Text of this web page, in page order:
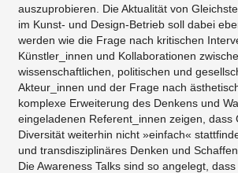
auszuprobieren. Die Aktualität von
im Kunst- und Design-Betrieb soll dabei
werden wie die Frage nach kritischen
Künstler_innen und Kollaborationen
wissenschaftlichen, politischen und
Akteur_innen und der Frage nach
komplexe Erweiterung des Denkens und
eingeladenen Referent_innen zeigen, dass
Diversität weiterhin nicht »einfach«
und transdisziplinäres Denken und
Die Awareness Talks sind so angelegt,